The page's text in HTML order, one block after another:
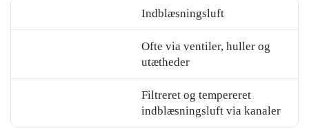
Indblæsningsluft
Ofte via ventiler, huller og
utætheder
Filtreret og tempereret
indblæsningsluft via kanaler